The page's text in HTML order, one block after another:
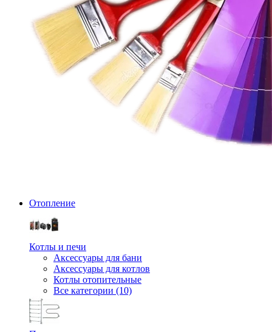
Отопление
Котлы и печи
Аксессуары для бани
Аксессуары для котлов
Котлы отопительные
Все категории (10)